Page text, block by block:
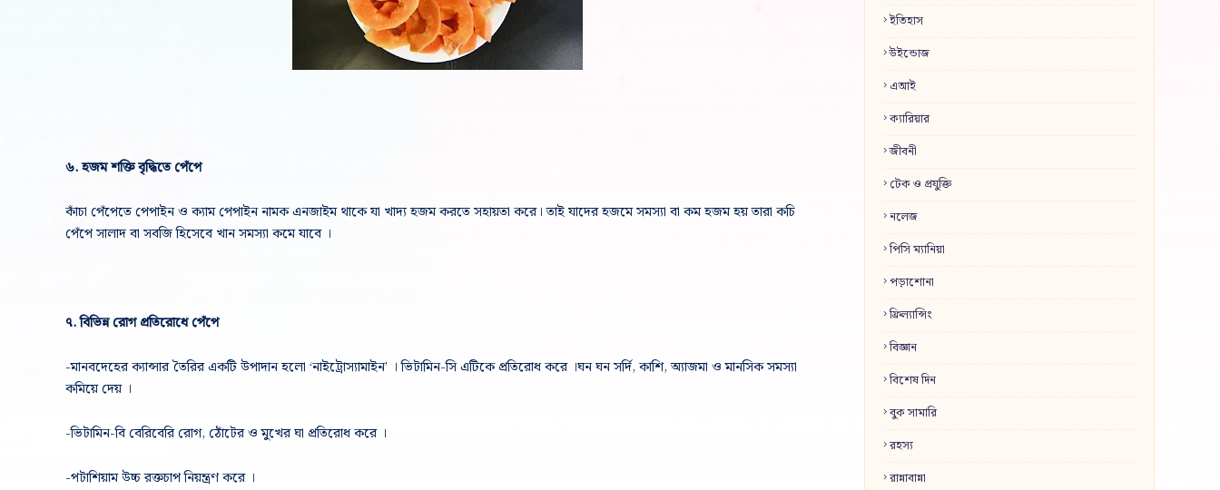
৬. হজম শক্তি বৃদ্ধিতে পেঁপে
কাঁচা পেঁপেতে পেপাইন ও ক্যাম পেপাইন নামক এনজাইম থাকে যা খাদ্য হজম করতে সহায়তা করে। তাই যাদের হজমে সমস্যা বা কম হজম হয় তারা কচি
পেঁপে সালাদ বা সবজি হিসেবে খান সমস্যা কমে যাবে ।
৭. বিভিন্ন রোগ প্রতিরোধে পেঁপে
-মানবদেহের ক্যান্সার তৈরির একটি উপাদান হলো ‘নাইট্রোস্যামাইন’ । ভিটামিন-সি এটিকে প্রতিরোধ করে ।ঘন ঘন সর্দি, কাশি, অ্যাজমা ও মানসিক সমস্যা
কমিয়ে দেয় ।
-ভিটামিন-বি বেরিবেরি রোগ, ঠোঁটের ও মুখের ঘা প্রতিরোধ করে ।
-পটাশিয়াম উচ্চ রক্তচাপ নিয়ন্ত্রণ করে ।
ইতিহাস
উইন্ডোজ
এআই
ক্যারিয়ার
জীবনী
টেক ও প্রযুক্তি
নলেজ
পিসি ম্যানিয়া
পড়াশোনা
ফ্রিল্যান্সিং
বিজ্ঞান
বিশেষ দিন
বুক সামারি
রহস্য
রান্নাবান্না